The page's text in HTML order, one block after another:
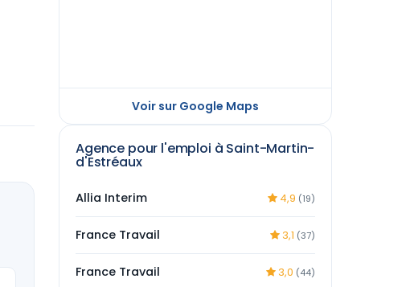
Voir sur Google Maps
Agence pour l'emploi à Saint-Martin-
d'Estréaux
Allia Interim 4,9 (19)
France Travail 3,1 (37)
France Travail 3,0 (44)